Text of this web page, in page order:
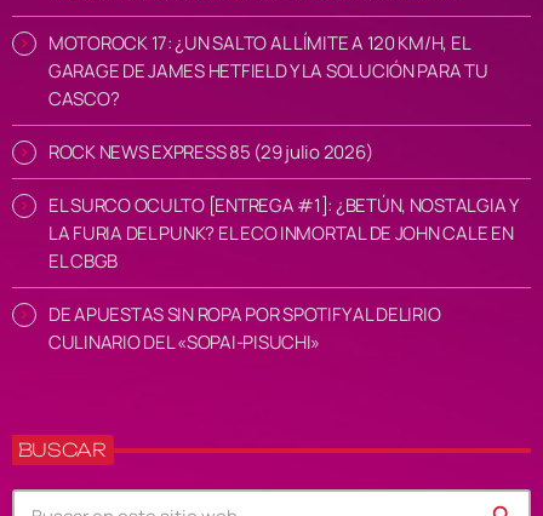
MOTOROCK 17: ¿UN SALTO AL LÍMITE A 120 KM/H, EL
GARAGE DE JAMES HETFIELD Y LA SOLUCIÓN PARA TU
CASCO?
ROCK NEWS EXPRESS 85 (29 julio 2026)
EL SURCO OCULTO [ENTREGA #1]: ¿BETÚN, NOSTALGIA Y
LA FURIA DEL PUNK? EL ECO INMORTAL DE JOHN CALE EN
EL CBGB
DE APUESTAS SIN ROPA POR SPOTIFY AL DELIRIO
CULINARIO DEL «SOPAI-PISUCHI»
BUSCAR